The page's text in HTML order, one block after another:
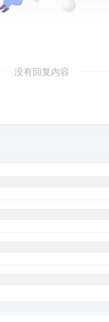
没有回复内容